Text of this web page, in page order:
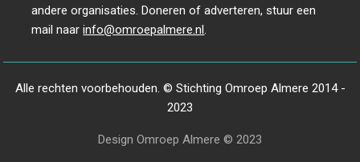
andere organisaties. Doneren of adverteren, stuur een
mail naarinfo@omroepalmere.nl.
Alle rechten voorbehouden. © Stichting Omroep Almere 2014 -
2023
Design Omroep Almere © 2023